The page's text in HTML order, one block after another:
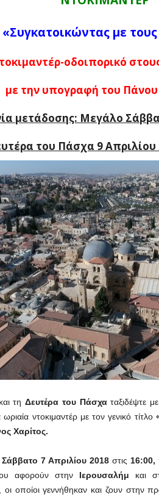
«Συγκατοικώντας με τους
οδοιπορικό
με την υπογραφή του Πάνου
μετάδοσης: Μεγάλο
του Πάσχα 9 Απριλίου
και τηΔευτέρα του Πάσχαταξιδέψτε
ντοκιμαντέρ με τον γενικό τίτλο
Χαρίτος.
7 Απριλίου 2018 στις 16:00,
αφορούν στην Ιερουσαλήμ και
οι οποίοι γεννήθηκαν και ζουν στην